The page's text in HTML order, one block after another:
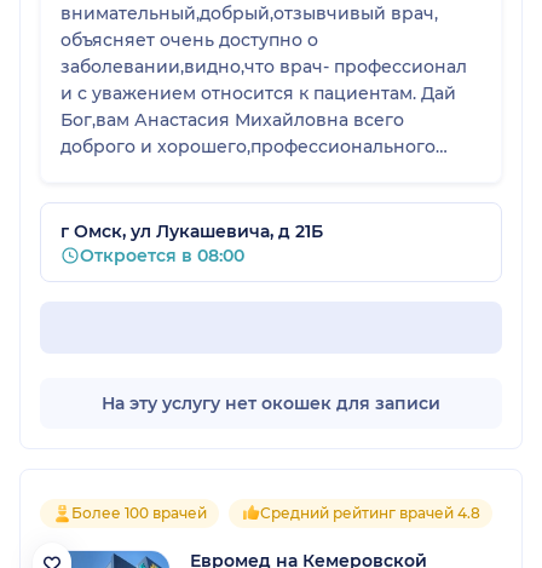
внимательный,добрый,отзывчивый врач,
объясняет очень доступно о
заболевании,видно,что врач- профессионал
и с уважением относится к пациентам. Дай
Бог,вам Анастасия Михайловна всего
доброго и хорошего,профессионального
врачах держится наша медицина, доверие
людей. Побольше бы таких хороших
кардиологов в нашем городе.
г Омск, ул Лукашевича, д 21Б
Откроется в 08:00
На эту услугу нет окошек для записи
Более 100 врачей Средний рейтинг врачей 4.8
Евромед на Кемеровской